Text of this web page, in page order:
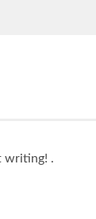
writing! .